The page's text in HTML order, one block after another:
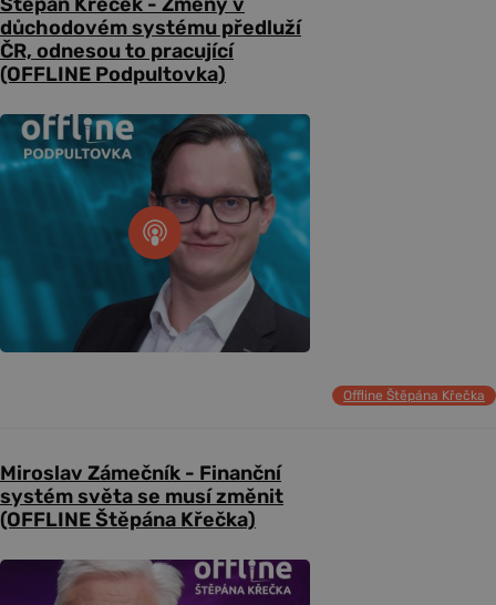
důchodovém systému předluží
ČR, odnesou to pracující
(OFFLINE Podpultovka)
Offline Štěpána Křečka
Miroslav Zámečník - Finanční
systém světa se musí změnit
(OFFLINE Štěpána Křečka)